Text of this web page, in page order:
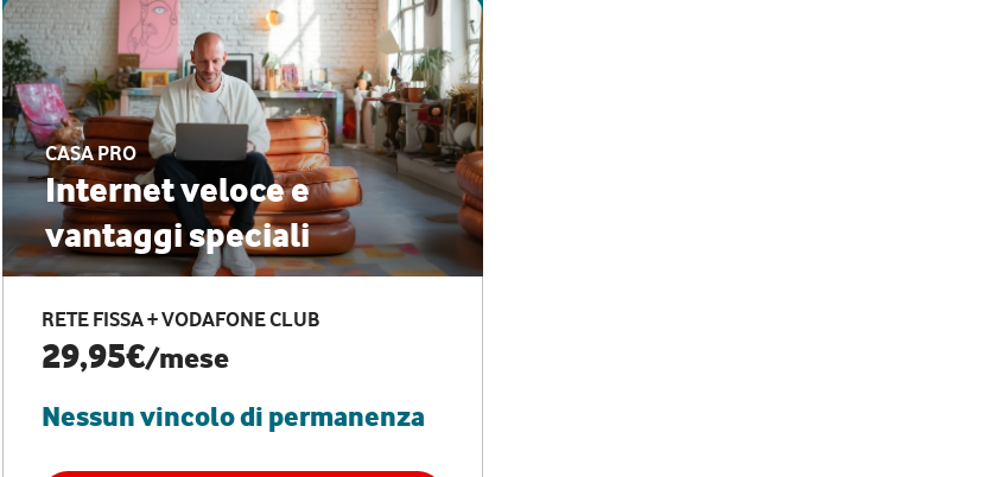
CASA PRO
Internet veloce e
vantaggi speciali
RETE FISSA + VODAFONE CLUB
29,95€/mese
Nessun vincolo di permanenza